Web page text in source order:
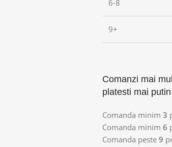
6-8
9+
Comanzi mai
platesti mai
Comanda minim 3
Comanda minim 6
Comanda peste 9